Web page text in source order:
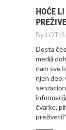
HOĆE
By:LOTIS
Dosta
mediji
nam sve
njen deo.
čvarke,